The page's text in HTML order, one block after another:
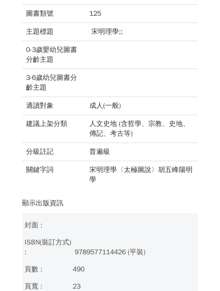
圖書類號 125
主題標題 宋明理學;;
0-3歲嬰幼兒圖書
分齡主題
3-6歲幼兒圖書分
齡主題
適讀對象 成人(一般)
建議上架分類
人文史地 (含哲學、宗教、史地、
傳記、考古等)
分級註記 普遍級
關鍵字詞
宋明理學〈太極圖說〉胡五峰陽明
學
顯示出版資訊
9789577114426 (平裝)
490
23